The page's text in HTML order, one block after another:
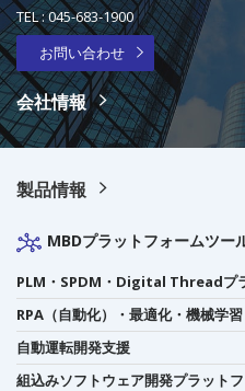
TEL :045-683-1900
お問い合わせ
会社情報
製品情報
MBDプラットフォームツー
PLM・SPDM・Digital Threadプ
RPA（自動化）・最適化・機械学習
自動運転開発支援
組込みソフトウェア開発プラット